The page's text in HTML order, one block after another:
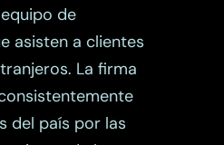
de
asisten a clientes
La firma
del país por las